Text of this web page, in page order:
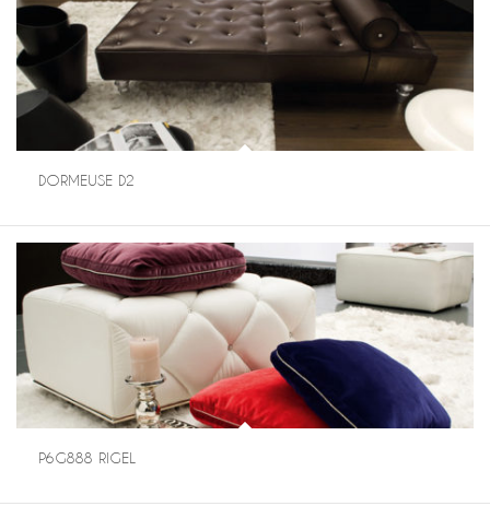
DORMEUSE D2
P6G888 RIGEL